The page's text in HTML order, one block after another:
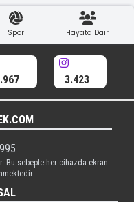
Spor Hayata Dair
3.423
Bu sebeple her cihazda ekran